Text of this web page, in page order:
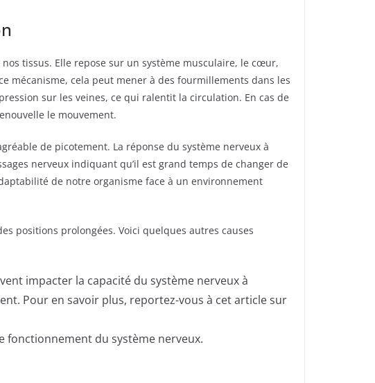
tissus. Elle repose sur un système musculaire, le cœur,
mécanisme, cela peut mener à des fourmillements dans les
sur les veines, ce qui ralentit la circulation. En cas de
le mouvement.
de picotement. La réponse du système nerveux à
nerveux indiquant qu’il est grand temps de changer de
de notre organisme face à un environnement
positions prolongées. Voici quelques autres causes
impacter la capacité du système nerveux à
Pour en savoir plus, reportez-vous à cet article sur
fonctionnement du système nerveux.